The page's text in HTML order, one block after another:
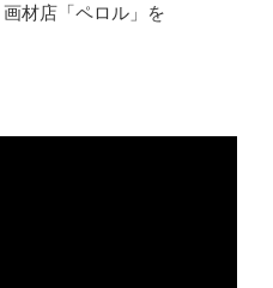
材店「ペロル」を